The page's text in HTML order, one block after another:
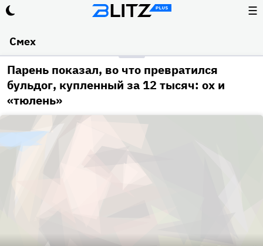
☰
Смех
Парень показал, во что превратился
бульдог, купленный за 12 тысяч: ох и
«тюлень»